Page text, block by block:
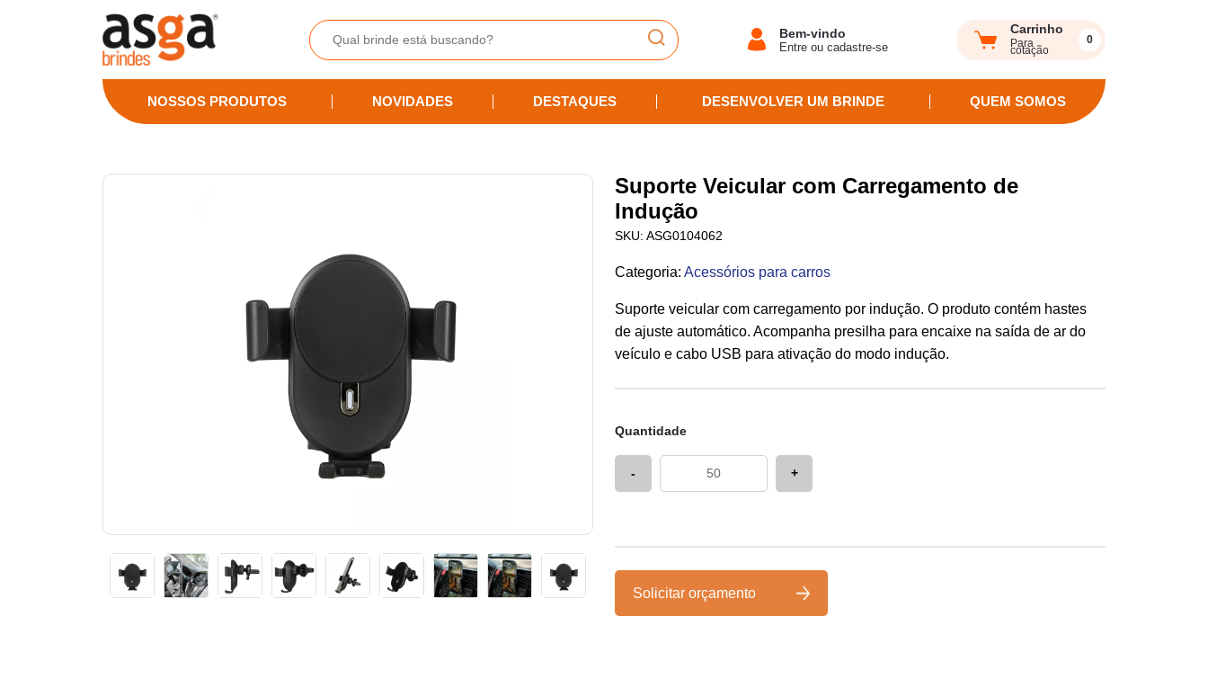
Bem-vindo
Entre ou cadastre-se
Carrinho
Para
cotação
0
NOSSOS PRODUTOS NOVIDADES DESTAQUES DESENVOLVER UM BRINDE QUEM SOMOS
Suporte Veicular com Carregamento de
Indução
SKU: ASG0104062
Categoria: Acessórios para carros
Suporte veicular com carregamento por indução. O produto contém hastes
de ajuste automático. Acompanha presilha para encaixe na saída de ar do
veículo e cabo USB para ativação do modo indução.
Quantidade
- +
Solicitar orçamento